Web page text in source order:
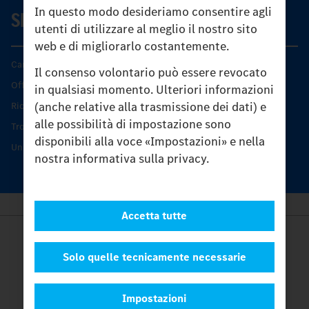
In questo modo desideriamo consentire agli
utenti di utilizzare al meglio il nostro sito
web e di migliorarlo costantemente.
Il consenso volontario può essere revocato
in qualsiasi momento. Ulteriori informazioni
(anche relative alla trasmissione dei dati) e
alle possibilità di impostazione sono
disponibili alla voce «Impostazioni» e nella
nostra informativa sulla privacy.
Impostazioni
Solo quelle tecnicamente necessarie
Accetta tutte
SERVIZIO
Caratteristiche di prodotto
Offerta di servizio Unimog
Ricambi originali
Trovare un partner
Unimog Service Days
Provider
Legal Notice
Contatto
Cookies
Protezione dati